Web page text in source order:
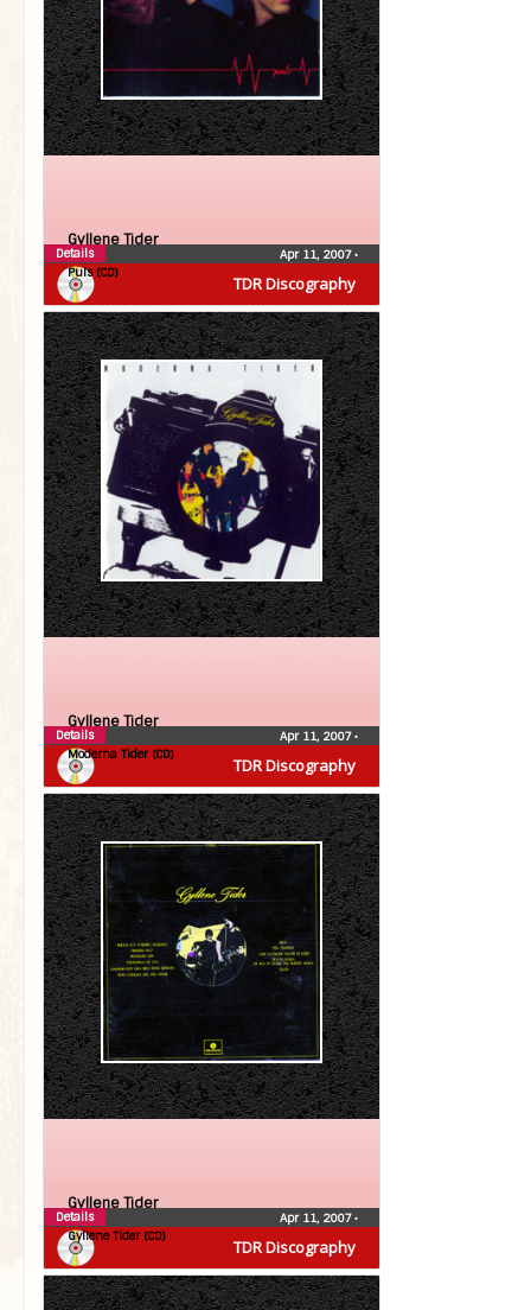
TDR Discography
Gyllene Tider
Puls (CD)
Apr 11, 2007•
Details
TDR Discography
Gyllene Tider
Moderna Tider (CD)
Apr 11, 2007•
Details
TDR Discography
Gyllene Tider
Gyllene Tider (CD)
Apr 11, 2007•
Details